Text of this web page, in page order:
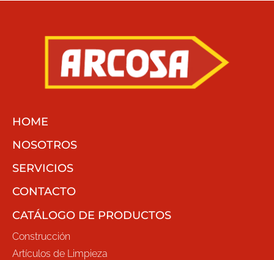
HOME
NOSOTROS
SERVICIOS
CONTACTO
CATÁLOGO DE PRODUCTOS
Construcción
Artículos de Limpieza